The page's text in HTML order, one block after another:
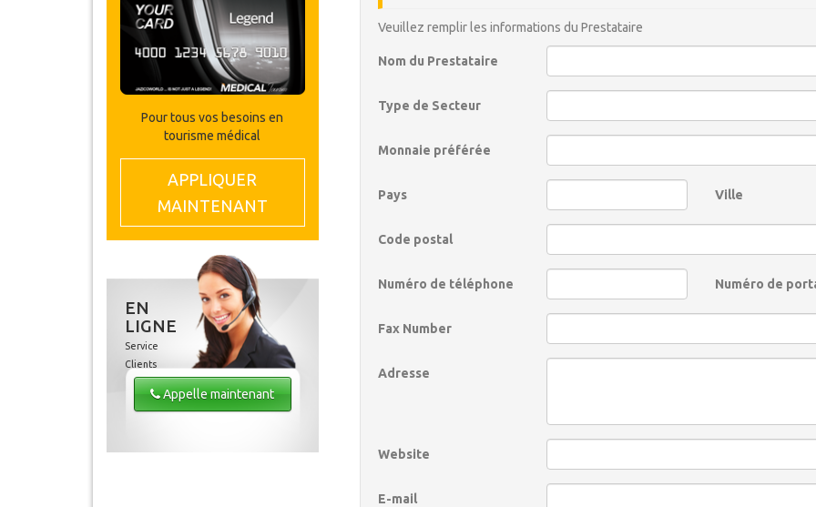
Pour tous vos besoins en
tourisme médical
APPLIQUER
MAINTENANT
EN
LIGNE
Service
Clients
Appelle maintenant
Veuillez remplir les informations du Prestataire
Nom du Prestataire
Type de Secteur
Monnaie préférée
Pays Ville
Code postal
Numéro de téléphone Numéro de
Fax Number
Adresse
Website
E-mail